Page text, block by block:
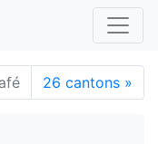
26 cantons »